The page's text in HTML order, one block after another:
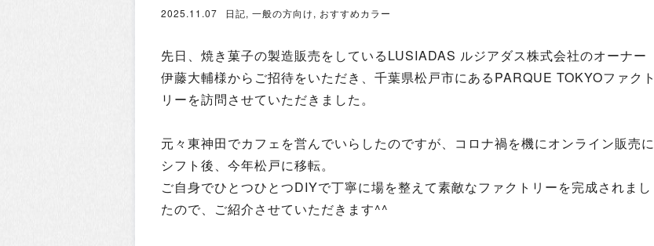
2025.11.07 日記, 一般の方向け, おすすめカラー
先日、焼き菓子の製造販売をしているLUSIADAS ルジアダス株式会社のオーナー
伊藤大輔様からご招待をいただき、千葉県松戸市にあるPARQUE TOKYOファクト
リーを訪問させていただきました。
元々東神田でカフェを営んでいらしたのですが、コロナ禍を機にオンライン販売に
シフト後、今年松戸に移転。
ご自身でひとつひとつDIYで丁寧に場を整えて素敵なファクトリーを完成されまし
たので、ご紹介させていただきます^^